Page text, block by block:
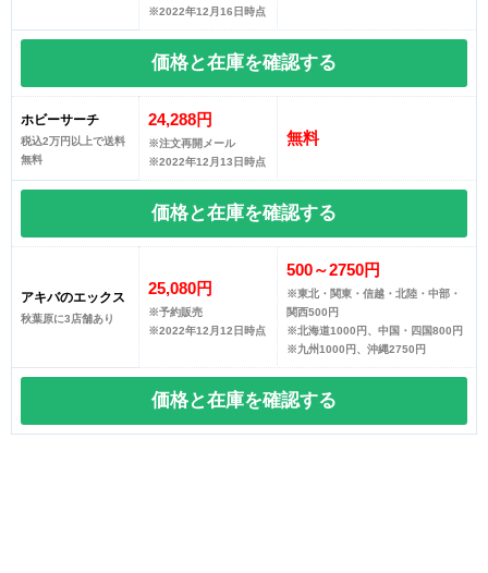
※2022年12月16日時点
価格と在庫を確認する
ホビーサーチ
税込2万円以上で送料
無料
24,288円
※注文再開メール
※2022年12月13日時点
無料
価格と在庫を確認する
アキバのエックス
秋葉原に3店舗あり
25,080円
※予約販売
※2022年12月12日時点
500～2750円
※東北・関東・信越・北陸・中部・
関西500円
※北海道1000円、中国・四国800円
※九州1000円、沖縄2750円
価格と在庫を確認する